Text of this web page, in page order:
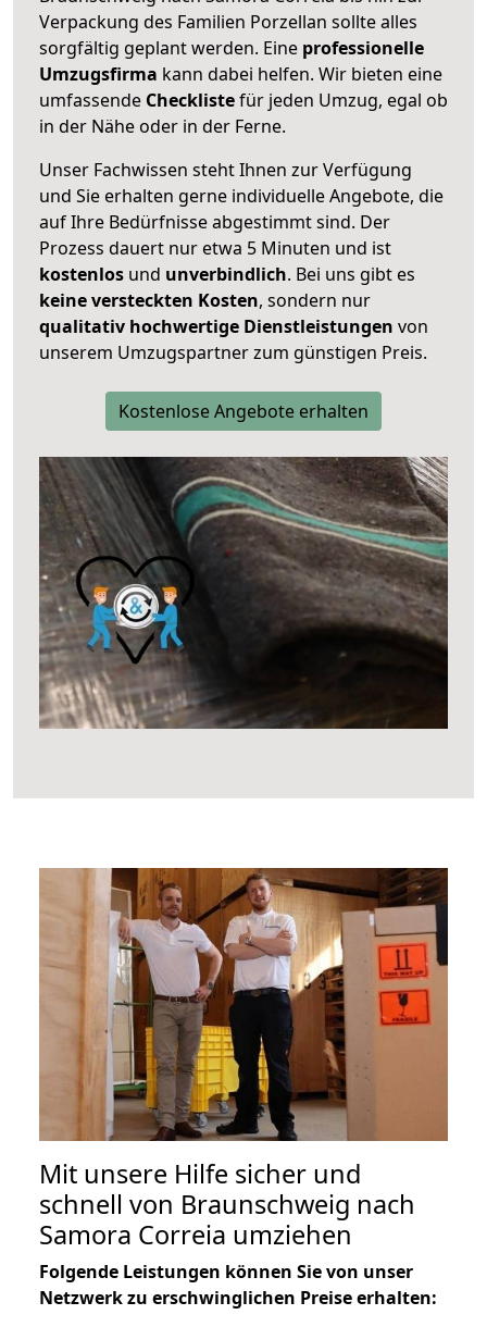
Verpackung des Familien Porzellan sollte alles
sorgfältig geplant werden. Eine professionelle
Umzugsfirma kann dabei helfen. Wir bieten eine
umfassende Checklistefür jeden Umzug, egal ob
in der Nähe oder in der Ferne.
Unser Fachwissen steht Ihnen zur Verfügung
und Sie erhalten gerne individuelle Angebote, die
auf Ihre Bedürfnisse abgestimmt sind. Der
Prozess dauert nur etwa 5 Minuten und ist
kostenlos und unverbindlich. Bei uns gibt es
keine versteckten Kosten, sondern nur
qualitativ hochwertige Dienstleistungen von
unserem Umzugspartner zum günstigen Preis.
Kostenlose Angebote erhalten
Mit unsere Hilfe sicher und
schnell von Braunschweig nach
Samora Correia umziehen
Folgende Leistungen können Sie von unser
Netzwerk zu erschwinglichen Preise erhalten: